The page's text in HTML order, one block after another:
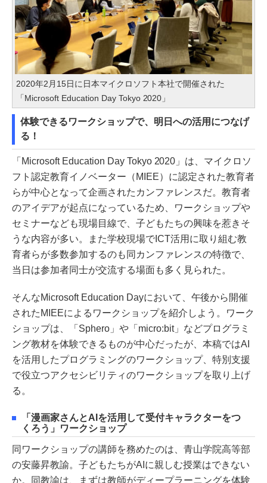
2020年2月15日に日本マイクロソフト本社で開催された
「Microsoft Education Day Tokyo 2020」
体験できるワークショップで、明日への活用につなげ
る！
「Microsoft Education Day Tokyo 2020」は、マイクロソ
フト認定教育イノベーター（MIEE）に認定された教育者
らが中心となって企画されたカンファレンスだ。教育者
のアイデアが起点になっているため、ワークショップや
セミナーなども現場目線で、子どもたちの興味を惹きそ
うな内容が多い。また学校現場でICT活用に取り組む教
育者らが多数参加するのも同カンファレンスの特徴で、
当日は参加者同士が交流する場面も多く見られた。
そんなMicrosoft Education Dayにおいて、午後から開催
されたMIEEによるワークショップを紹介しよう。ワーク
ショップは、「Sphero」や「micro:bit」などプログラミ
ング教材を体験できるものが中心だったが、本稿ではAI
を活用したプログラミングのワークショップ、特別支援
で役立つアクセシビリティのワークショップを取り上げ
る。
「漫画家さんとAIを活用して受付キャラクターをつ
くろう」ワークショップ
同ワークショップの講師を務めたのは、青山学院高等部
の安藤昇教諭。子どもたちがAIに親しむ授業はできない
か。同教諭は、まずは教師がディープラーニングを体験